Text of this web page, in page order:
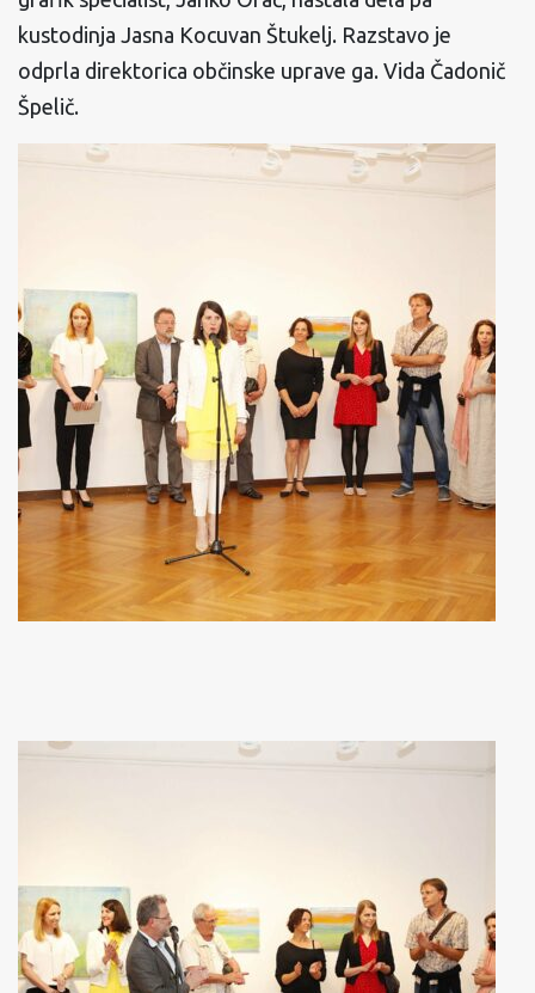
kustodinja Jasna Kocuvan Štukelj. Razstavo je
odprla direktorica občinske uprave ga. Vida Čadonič
Špelič.